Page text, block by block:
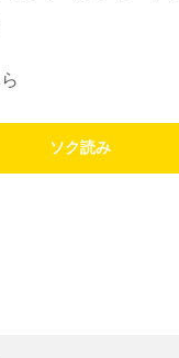
ソク読み